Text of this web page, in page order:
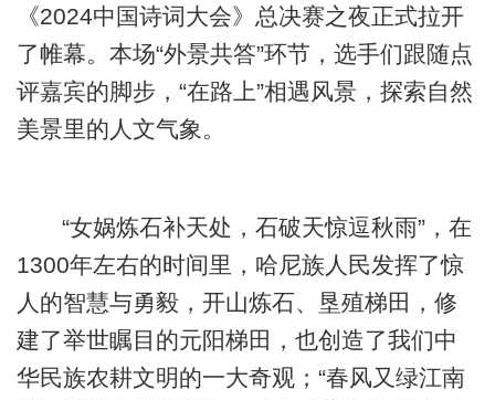
《2024中国诗词大会》总决赛之夜正式拉开
了帷幕。本场“外景共答”环节，选手们跟随点
评嘉宾的脚步，“在路上”相遇风景，探索自然
美景里的人文气象。
“女娲炼石补天处，石破天惊逗秋雨”，在
1300年左右的时间里，哈尼族人民发挥了惊
人的智慧与勇毅，开山炼石、垦殖梯田，修
建了举世瞩目的元阳梯田，也创造了我们中
华民族农耕文明的一大奇观；“春风又绿江南